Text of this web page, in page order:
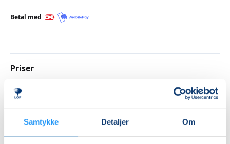
Samtykke Detaljer Om
Betal med
Priser
Almen
DKK 395,00
Ledig-KBH
DKK 372,00